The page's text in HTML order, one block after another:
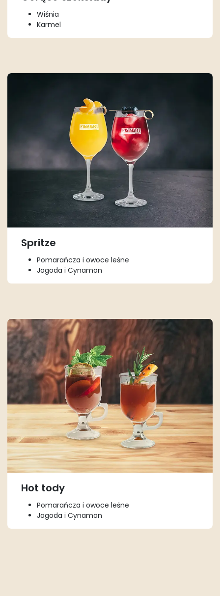
Wiśnia
Karmel
Spritze
Pomarańcza i owoce leśne
Jagoda i Cynamon
Hot tody
Pomarańcza i owoce leśne
Jagoda i Cynamon